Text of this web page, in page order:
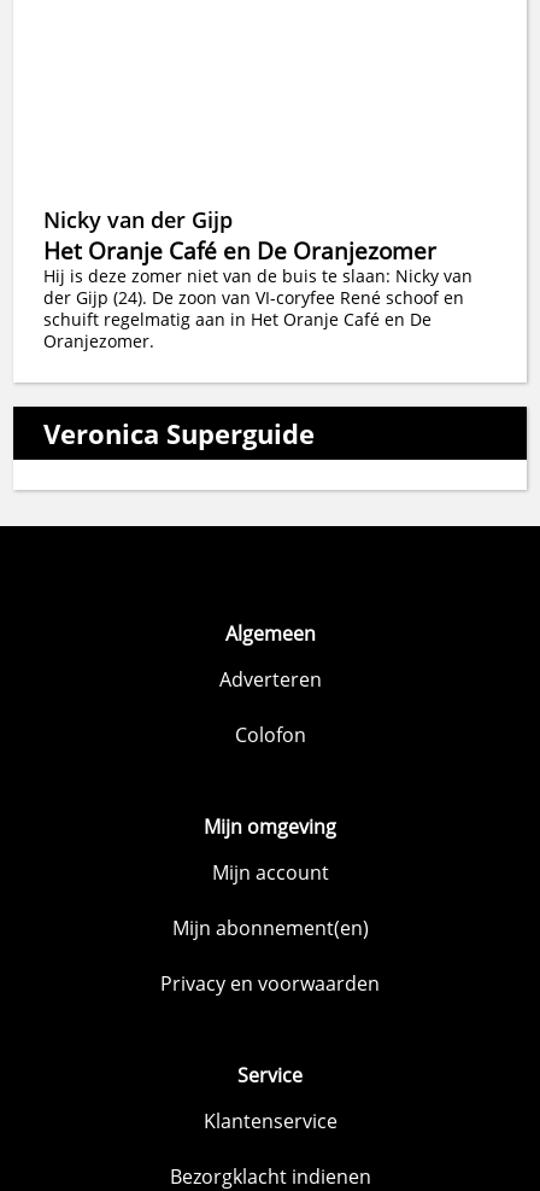
Nicky van der Gijp
Het Oranje Café en De Oranjezomer
Hij is deze zomer niet van de buis te slaan: Nicky van
der Gijp (24). De zoon van VI-coryfee René schoof en
schuift regelmatig aan in Het Oranje Café en De
Oranjezomer.
Veronica Superguide
Algemeen
Adverteren
Colofon
Mijn omgeving
Mijn account
Mijn abonnement(en)
Privacy en voorwaarden
Service
Klantenservice
Bezorgklacht indienen